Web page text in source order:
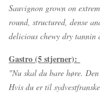
Sauvignon grown on
round, structured, dense
delicious chewy dry
Gastro (5 stjerner):
"Nu skal du bare høre.
Hvis du er til